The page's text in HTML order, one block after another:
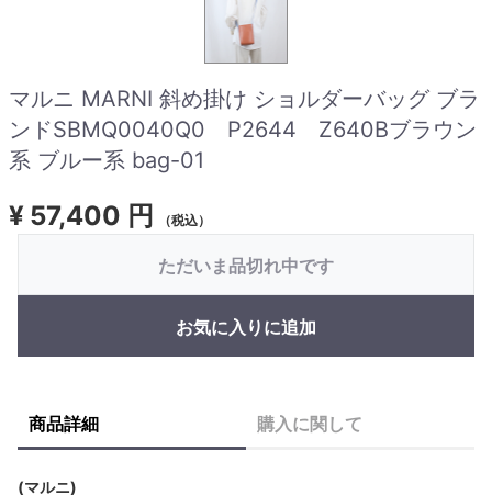
マルニ MARNI 斜め掛け ショルダーバッグ ブラ
ンドSBMQ0040Q0 P2644 Z640Bブラウン
系 ブルー系 bag-01
¥ 57,400 円 （税込）
ただいま品切れ中です
お気に入りに追加
商品詳細 購入に関して
(マルニ)